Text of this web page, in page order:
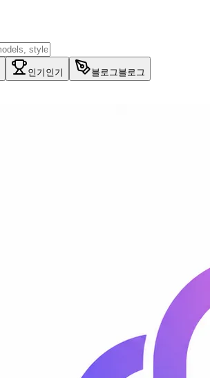
인기 인기 블로그블로그